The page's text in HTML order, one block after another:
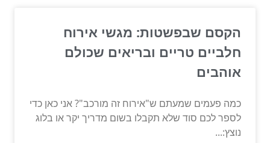
הקסם שבפשטות: מגשי אירוח
חלביים טריים ובריאים שכולם
אוהבים
כמה פעמים שמעתם ש"אירוח זה מורכב"? אני כאן כדי
לספר לכם סוד שלא תקבלו בשום מדריך יקר או בלוג
נוצץ:...